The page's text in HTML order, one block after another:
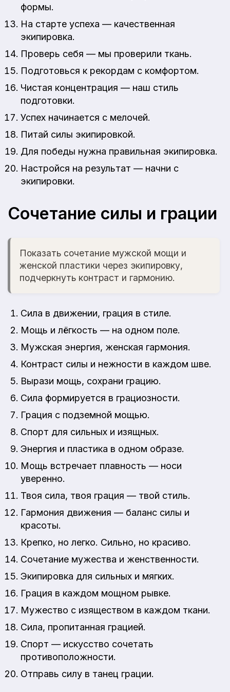
формы.
На старте успеха — качественная
экипировка.
Проверь себя — мы проверили ткань.
Подготовься к рекордам с комфортом.
Чистая концентрация — наш стиль
подготовки.
Успех начинается с мелочей.
Питай силы экипировкой.
Для победы нужна правильная экипировка.
Настройся на результат — начни с
экипировки.
Сочетание силы и грации
Показать сочетание мужской мощи и
женской пластики через экипировку,
подчеркнуть контраст и гармонию.
Сила в движении, грация в стиле.
Мощь и лёгкость — на одном поле.
Мужская энергия, женская гармония.
Контраст силы и нежности в каждом шве.
Вырази мощь, сохрани грацию.
Сила формируется в грациозности.
Грация с подземной мощью.
Спорт для сильных и изящных.
Энергия и пластика в одном образе.
Мощь встречает плавность — носи
уверенно.
Твоя сила, твоя грация — твой стиль.
Гармония движения — баланс силы и
красоты.
Крепко, но легко. Сильно, но красиво.
Сочетание мужества и женственности.
Экипировка для сильных и мягких.
Грация в каждом мощном рывке.
Мужество с изяществом в каждом ткани.
Сила, пропитанная грацией.
Спорт — искусство сочетать
противоположности.
Отправь силу в танец грации.